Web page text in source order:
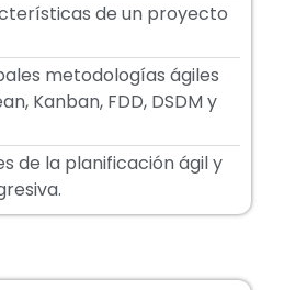
de un proyecto
metodologías ágiles
Kanban, FDD, DSDM y
de la planificación ágil y